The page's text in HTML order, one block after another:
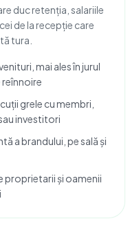
duc retenția, salariile
de la recepție care
tura.
mai ales în jurul
reînnoire
grele cu membri,
investitori
a brandului, pe sală și
proprietarii și oamenii